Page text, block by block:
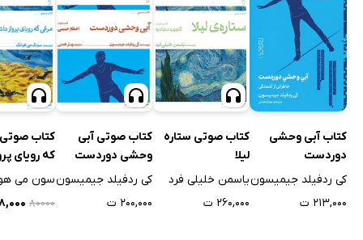
کتاب آبی وحشی
دوردست
کی ردفیلد جیمیسون
۲۱۳,۰۰۰ ت
کتاب صوتی ستاره
لیلا
یاسمن خلیلی فرد
۲۶۰,۰۰۰ ت
کتاب صوتی آبی
وحشی دوردست
کی ردفیلد جیمیسون
۲۰۰,۰۰۰ ت
کتاب
که رویای
داشت
سون می
۸۰۰۰۰